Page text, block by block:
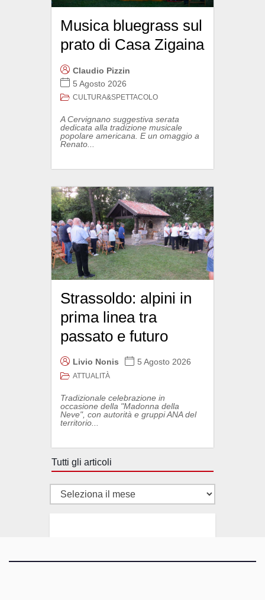
Musica bluegrass sul
prato di Casa Zigaina
Claudio Pizzin
5 Agosto 2026
CULTURA&SPETTACOLO
A Cervignano suggestiva serata
dedicata alla tradizione musicale
popolare americana. E un omaggio a
Renato...
Strassoldo: alpini in
prima linea tra
passato e futuro
Livio Nonis 5 Agosto 2026
ATTUALITÀ
Tradizionale celebrazione in
occasione della "Madonna della
Neve", con autorità e gruppi ANA del
territorio...
Tutti gli articoli
Tutti